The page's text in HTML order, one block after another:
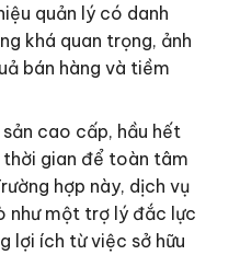
quản lý có danh
khá quan trọng, ảnh
bán hàng và tiềm
cao cấp, hầu hết
thời gian để toàn tâm
hợp này, dịch vụ
như một trợ lý đắc lực
lợi ích từ việc sở hữu